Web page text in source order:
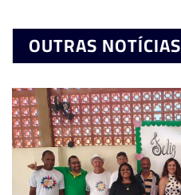
OUTRAS NOTÍCIAS